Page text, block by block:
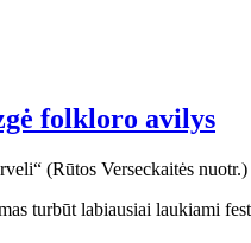
folkloro avilys
turbūt labiausiai laukiami